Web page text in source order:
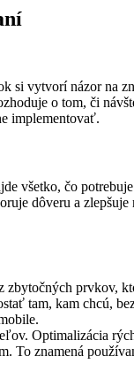
si vytvorí názor na
o tom, či
implementovať.
všetko, čo
dôveru a
prvkov,
tam, kam chcú,
Optimalizácia
znamená